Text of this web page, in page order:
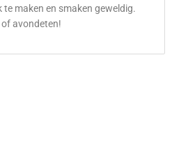
maken en smaken geweldig.
avondeten!